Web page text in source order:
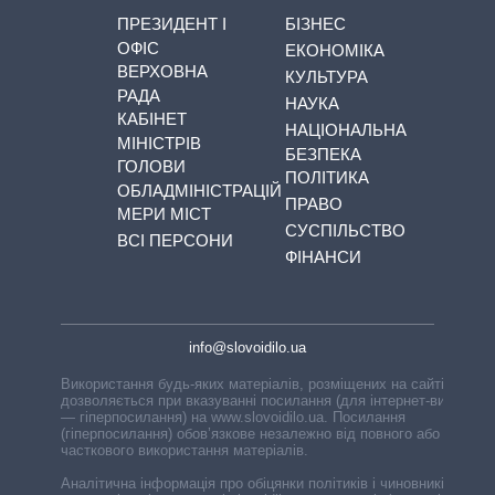
ПРЕЗИДЕНТ І
ОФІС
ВЕРХОВНА
РАДА
КАБІНЕТ
МІНІСТРІВ
ГОЛОВИ
ОБЛАДМІНІСТРАЦІЙ
МЕРИ МІСТ
ВСІ ПЕРСОНИ
БІЗНЕС
ЕКОНОМІКА
КУЛЬТУРА
НАУКА
НАЦІОНАЛЬНА
БЕЗПЕКА
ПОЛІТИКА
ПРАВО
СУСПІЛЬСТВО
ФІНАНСИ
info@slovoidilo.ua
Використання будь-яких матеріалів, розміщених на сайті,
дозволяється при вказуванні посилання (для інтернет-видань
— гіперпосилання) на www.slovoidilo.ua. Посилання
(гіперпосилання) обов’язкове незалежно від повного або
часткового використання матеріалів.
Аналітична інформація про обіцянки політиків і чиновників,